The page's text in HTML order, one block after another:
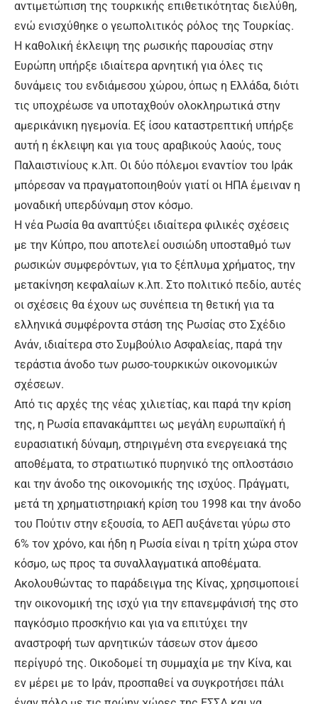
αντιμετώπιση της τουρκικής επιθετικότητας διελύθη,
ενώ ενισχύθηκε ο γεωπολιτικός ρόλος της Τουρκίας.
Η καθολική έκλειψη της ρωσικής παρουσίας στην
Ευρώπη υπήρξε ιδιαίτερα αρνητική για όλες τις
δυνάμεις του ενδιάμεσου χώρου, όπως η Ελλάδα, διότι
τις υποχρέωσε να υποταχθούν ολοκληρωτικά στην
αμερικάνικη ηγεμονία. Εξ ίσου καταστρεπτική υπήρξε
αυτή η έκλειψη και για τους αραβικούς λαούς, τους
Παλαιστινίους κ.λπ. Οι δύο πόλεμοι εναντίον του Ιράκ
μπόρεσαν να πραγματοποιηθούν γιατί οι ΗΠΑ έμειναν η
μοναδική υπερδύναμη στον κόσμο.
Η νέα Ρωσία θα αναπτύξει ιδιαίτερα φιλικές σχέσεις
με την Κύπρο, που αποτελεί ουσιώδη υποσταθμό των
ρωσικών συμφερόντων, για το ξέπλυμα χρήματος, την
μετακίνηση κεφαλαίων κ.λπ. Στο πολιτικό πεδίο, αυτές
οι σχέσεις θα έχουν ως συνέπεια τη θετική για τα
ελληνικά συμφέροντα στάση της Ρωσίας στο Σχέδιο
Ανάν, ιδιαίτερα στο Συμβούλιο Ασφαλείας, παρά την
τεράστια άνοδο των ρωσο-τουρκικών οικονομικών
σχέσεων.
Από τις αρχές της νέας χιλιετίας, και παρά την κρίση
της, η Ρωσία επανακάμπτει ως μεγάλη ευρωπαϊκή ή
ευρασιατική δύναμη, στηριγμένη στα ενεργειακά της
αποθέματα, το στρατιωτικό πυρηνικό της οπλοστάσιο
και την άνοδο της οικονομικής της ισχύος. Πράγματι,
μετά τη χρηματιστηριακή κρίση του 1998 και την άνοδο
του Πούτιν στην εξουσία, το ΑΕΠ αυξάνεται γύρω στο
6% τον χρόνο, και ήδη η Ρωσία είναι η τρίτη χώρα στον
κόσμο, ως προς τα συναλλαγματικά αποθέματα.
Ακολουθώντας το παράδειγμα της Κίνας, χρησιμοποιεί
την οικονομική της ισχύ για την επανεμφάνισή της στο
παγκόσμιο προσκήνιο και για να επιτύχει την
αναστροφή των αρνητικών τάσεων στον άμεσο
περίγυρό της. Οικοδομεί τη συμμαχία με την Κίνα, και
εν μέρει με το Ιράν, προσπαθεί να συγκροτήσει πάλι